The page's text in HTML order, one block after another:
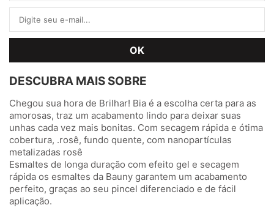
DESCUBRA MAIS SOBRE
Chegou sua hora de Brilhar! Bia é a escolha certa para as
amorosas, traz um acabamento lindo para deixar suas
unhas cada vez mais bonitas. Com secagem rápida e ótima
cobertura, .rosê, fundo quente, com nanopartículas
metalizadas rosê
Esmaltes de longa duração com efeito gel e secagem
rápida os esmaltes da Bauny garantem um acabamento
perfeito, graças ao seu pincel diferenciado e de fácil
aplicação.